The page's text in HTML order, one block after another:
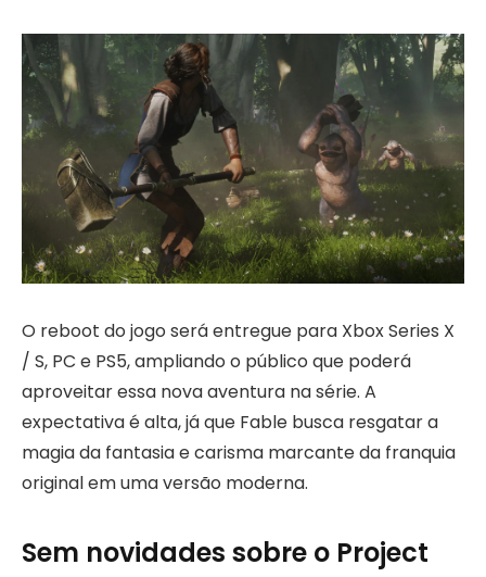
O reboot do jogo será entregue para Xbox Series X
/ S, PC e PS5, ampliando o público que poderá
aproveitar essa nova aventura na série. A
expectativa é alta, já que Fable busca resgatar a
magia da fantasia e carisma marcante da franquia
original em uma versão moderna.
Sem novidades sobre o Project